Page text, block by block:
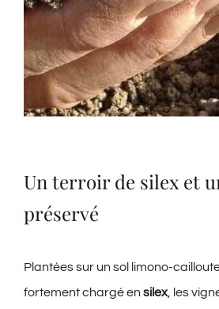
Un terroir de silex et
préservé
Plantées sur un sol limono-
fortement chargé en silex, les